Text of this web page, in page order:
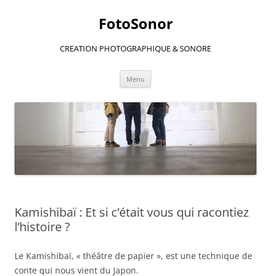
FotoSonor
CREATION PHOTOGRAPHIQUE & SONORE
Menu
Kamishibaï : Et si c’était vous qui racontiez
l’histoire ?
Le Kamishibaï, « théâtre de papier », est une technique de
conte qui nous vient du Japon.